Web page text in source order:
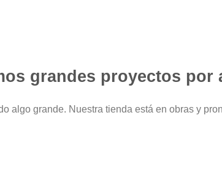
grandes proyectos por
algo grande. Nuestra tienda está en obras y